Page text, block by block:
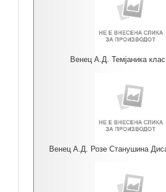
Венец А.Д. Темјаника
Венец А.Д. Розе Станушина